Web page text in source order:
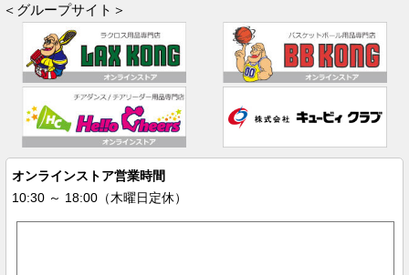
＜グループサイト＞
オンラインストア営業時間
10:30 ～ 18:00（木曜日定休）